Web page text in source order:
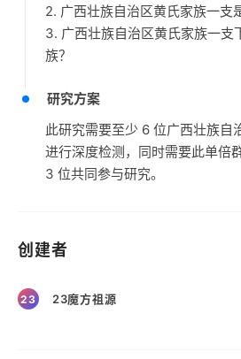
2. 广西壮族自治区黄氏家族一支
3. 广西壮族自治区黄氏家族一支
族？
研究方案
此研究需要至少 6 位广西壮族自
进行深度检测，同时需要此单倍
3 位共同参与研究。
创建者
23 23魔方祖源